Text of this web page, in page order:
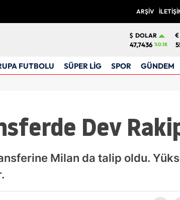
ARŞİV
DOLAR
47,7436 %0.18
FUTBOLU SÜPER LİG SPOR GÜNDEM
Dev
Milan da talip oldu.